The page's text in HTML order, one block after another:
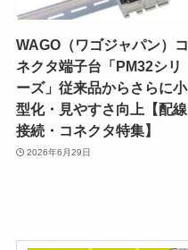
WAGO（ワゴジャパン）コ
ネクタ端子台「PM32シリ
ーズ」従来品からさらに小
型化・見やすさ向上【配線
接続・コネクタ特集】
2026年6月29日